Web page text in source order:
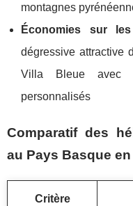
montagnes
Économies sur
dégressive attractive
Villa Bleue avec
personnalisés
Comparatif des
au Pays Basque en
Critère